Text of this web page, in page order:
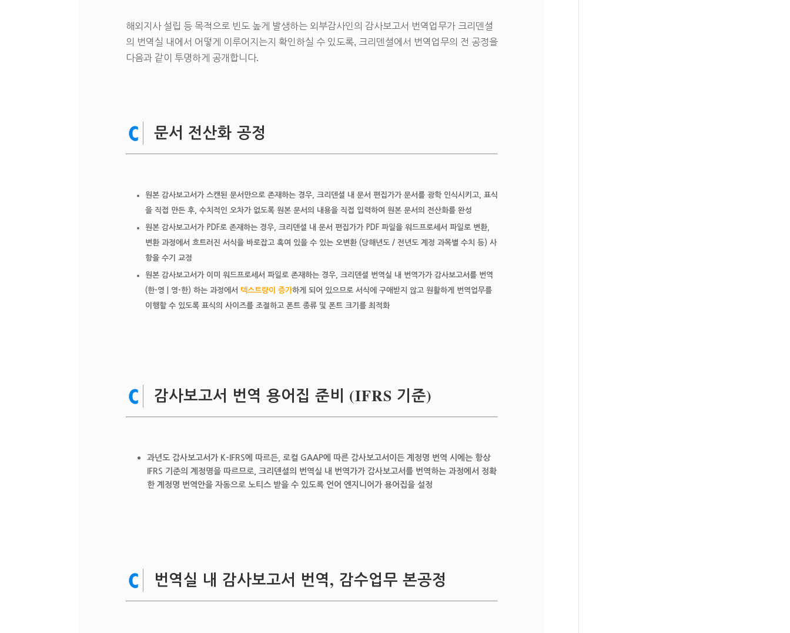
해외지사 설립 등 목적으로 빈도 높게 발생하는 외부감사인의 감사보고서 번역업무가 크리덴셜
의 번역실 내에서 어떻게 이루어지는지 확인하실 수 있도록, 크리덴셜에서 번역업무의 전 공정을
다음과 같이 투명하게 공개합니다.
문서 전산화 공정
원본 감사보고서가 스캔된 문서만으로 존재하는 경우, 크리덴셜 내 문서 편집가가 문서를 광학 인식시키고, 표식
을 직접 만든 후, 수치적인 오차가 없도록 원본 문서의 내용을 직접 입력하여 원본 문서의 전산화를 완성
원본 감사보고서가 PDF로 존재하는 경우, 크리덴셜 내 문서 편집가가 PDF 파일을 워드프로세서 파일로 변환,
변환 과정에서 흐트러진 서식을 바로잡고 혹여 있을 수 있는 오변환 (당해년도 / 전년도 계정 과목별 수치 등) 사
항을 수기 교정
원본 감사보고서가 이미 워드프로세서 파일로 존재하는 경우, 크리덴셜 번역실 내 번역가가 감사보고서를 번역
(한-영 | 영-한) 하는 과정에서 텍스트량이 증가하게 되어 있으므로 서식에 구애받지 않고 원활하게 번역업무를
이행할 수 있도록 표식의 사이즈를 조절하고 폰트 종류 및 폰트 크기를 최적화
감사보고서 번역 용어집 준비 (IFRS 기준)
과년도 감사보고서가 K-IFRS에 따르든, 로컬 GAAP에 따른 감사보고서이든 계정명 번역 시에는 항상
IFRS 기준의 계정명을 따르므로, 크리덴셜의 번역실 내 번역가가 감사보고서를 번역하는 과정에서 정확
한 계정명 번역안을 자동으로 노티스 받을 수 있도록 언어 엔지니어가 용어집을 설정
번역실 내 감사보고서 번역, 감수업무 본공정